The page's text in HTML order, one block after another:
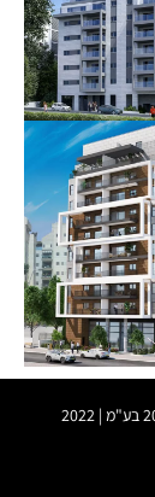
14
ברנדה